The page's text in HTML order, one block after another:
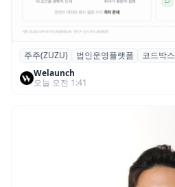
스톡옵션 취소율 2년 만
권리 발생 즉시 행사 비중
주주(ZUZU) 법인운영플랫폼 코드박스
Welaunch
오늘 오전 1:41